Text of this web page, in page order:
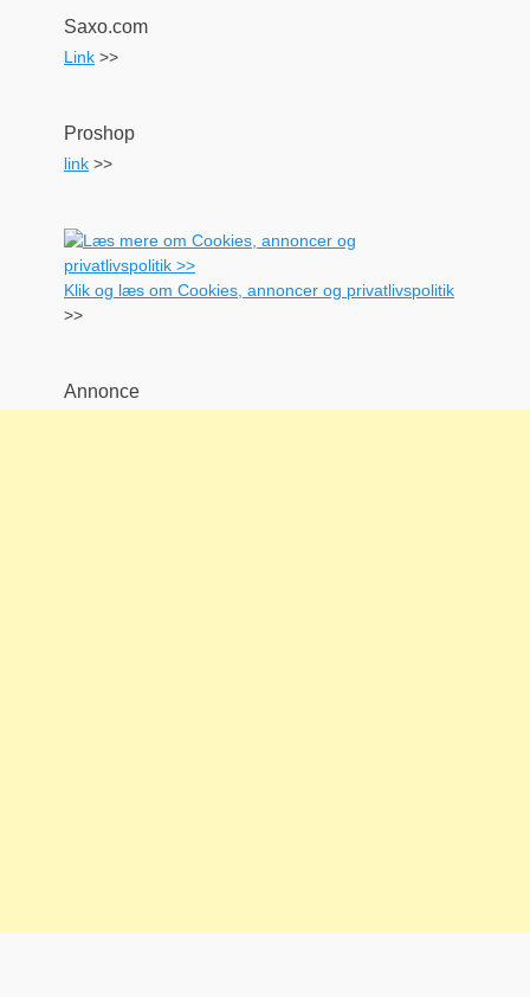
Saxo.com
Link >>
Proshop
link >>
Klik og læs om Cookies, annoncer og privatlivspolitik
>>
Annonce